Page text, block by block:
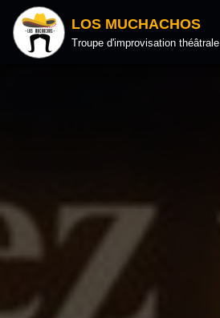
LOS MUCHACHOS
Troupe d'improvisation théâtrale